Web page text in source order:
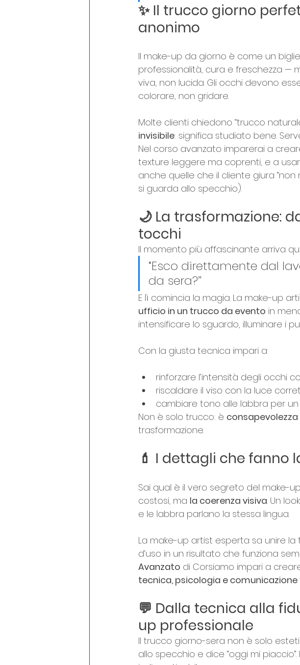
✨ Il trucco giorno
anonimo
Il make-up da giorno è come un
professionalità, cura e freschezza —
viva, non lucida. Gli occhi devono
colorare, non gridare.
Molte clienti chiedono “trucco
invisibile: significa studiato bene.
Nel corso avanzato imparerai a
texture leggere ma coprenti, e a
anche quelle che il cliente giura
si guarda allo specchio).
🌙 La trasformazione:
tocchi
Il momento più affascinante arriva
“Esco direttamente dal
da sera?”
E lì comincia la magia. La make-up
ufficio in un trucco da evento in
intensificare lo sguardo, illuminare i
Con la giusta tecnica impari a:
rinforzare l’intensità degli occhi
riscaldare il viso con la luce
cambiare tono alle labbra per
Non è solo trucco: è consapevolezza
trasformazione.
💄 I dettagli che fanno
Sai qual è il vero segreto del make-
costosi, ma la coerenza visiva. Un
e le labbra parlano la stessa lingua.
La make-up artist esperta sa unire
d’uso in un risultato che funziona
Avanzato di Corsiamo impari a
tecnica, psicologia e comunicazione
💬 Dalla tecnica alla
up professionale
Il trucco giorno-sera non è solo
allo specchio e dice “oggi mi